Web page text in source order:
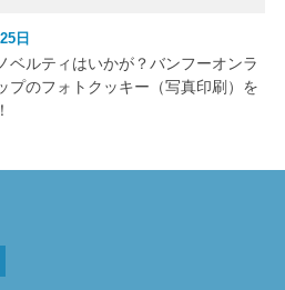
日
ベルティはいかが？バンフーオンラ
プのフォトクッキー（写真印刷）を